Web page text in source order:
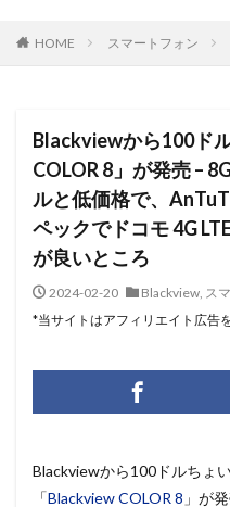
HOME スマートフォン
Blackviewから100ド
COLOR 8」が発売 –
ルと低価格で、
ペックでドコモ 4G
が良いところ
2024-02-20 Blackview, ス
*当サイトはアフィリエイト広告
Blackviewから100ドルちょ
「Blackview COLOR 8 」が